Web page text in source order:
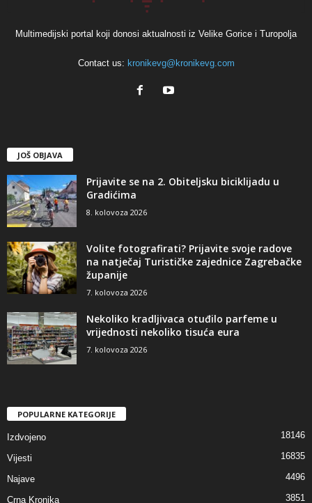
Multimedijski portal koji donosi aktualnosti iz Velike Gorice i Turopolja
Contact us: kronikevg@kronikevg.com
JOŠ OBJAVA
Prijavite se na 2. Obiteljsku biciklijadu u
Gradićima
8. kolovoza 2026
Volite fotografirati? Prijavite svoje radove
na natječaj Turističke zajednice Zagrebačke
županije
7. kolovoza 2026
Nekoliko kradljivaca otuđilo parfeme u
vrijednosti nekoliko tisuća eura
7. kolovoza 2026
POPULARNE KATEGORIJE
Izdvojeno 18146
Vijesti 16835
Najave 4496
Crna Kronika 3851